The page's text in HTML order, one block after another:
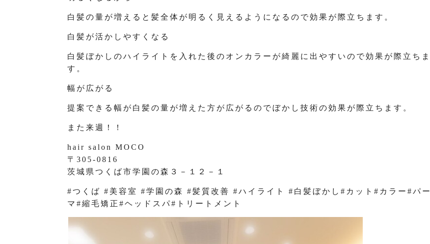
白髪の量が増えると髪全体が明るく見えるようになるので効果が際立ちます。
白髪が活かしやすくなる
白髪ぼかしのハイライトを入れた後のオンカラーが綺麗に出やすいので効果が際立ちま
す。
幅が広がる
提案できる幅が白髪の量が増えた方が広がるのでぼかし技術の効果が際立ちます。
また来週！！
hair salon MOCO
〒305-0816
茨城県つくば市学園の森３－１２－１
#つくば #美容室 #学園の森 #髪質改善 #ハイライト #白髪ぼかし#カット#カラー#パー
マ#縮毛矯正#ヘッドスパ#トリートメント